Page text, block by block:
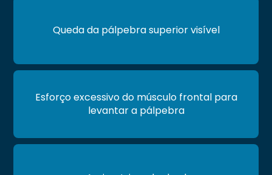
Queda da pálpebra superior visível
Esforço excessivo do músculo frontal para
levantar a pálpebra